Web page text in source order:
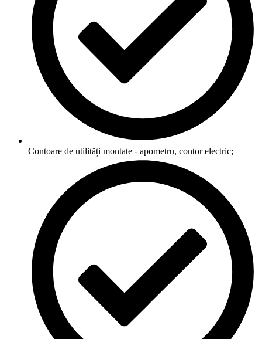
Contoare de utilități montate - apometru, contor electric;